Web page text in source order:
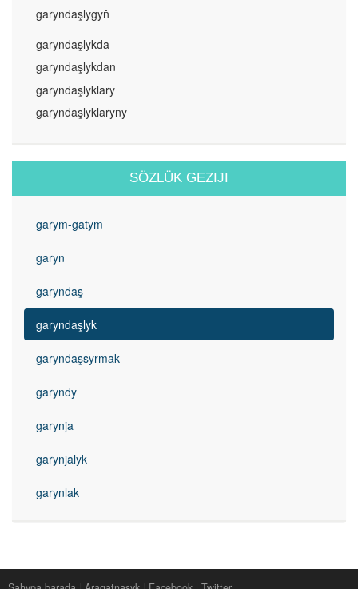
garyndaşlygyň
garyndaşlykda
garyndaşlykdan
garyndaşlyklary
garyndaşlyklaryny
SÖZLÜK GEZIJI
garym-gatym
garyn
garyndaş
garyndaşlyk
garyndaşsyrmak
garyndy
garynja
garynjalyk
garynlak